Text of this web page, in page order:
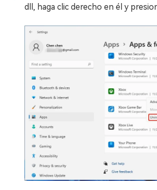
dll, haga clic derecho en él y